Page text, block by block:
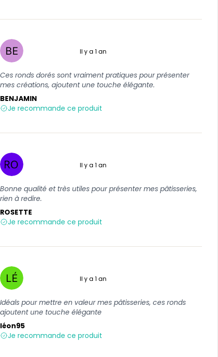
Il y a 1 an
Ces ronds dorés sont vraiment pratiques pour présenter
mes créations, ajoutent une touche élégante.
BENJAMIN
Je recommande ce produit
Il y a 1 an
Bonne qualité et très utiles pour présenter mes pâtisseries,
rien à redire.
ROSETTE
Je recommande ce produit
Il y a 1 an
Idéals pour mettre en valeur mes pâtisseries, ces ronds
ajoutent une touche élégante
léon95
Je recommande ce produit